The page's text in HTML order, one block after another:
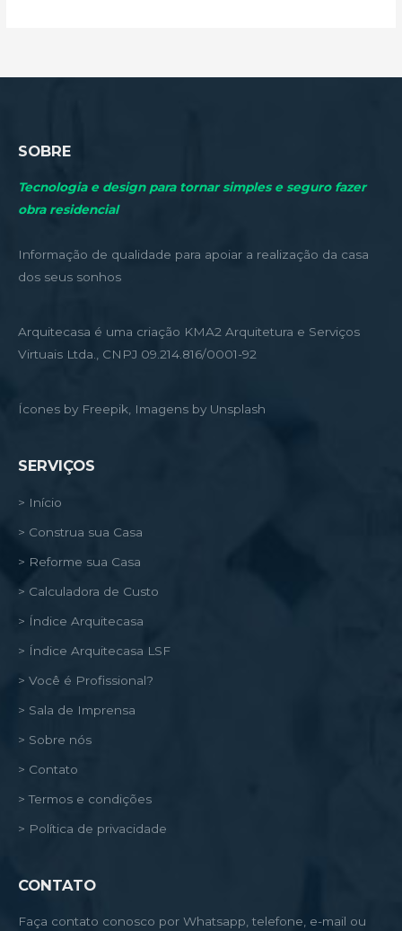
SOBRE
Tecnologia e design para tornar simples e seguro fazer
obra residencial
Informação de qualidade para apoiar a realização da casa
dos seus sonhos
Arquitecasa é uma criação KMA2 Arquitetura e Serviços
Virtuais Ltda., CNPJ 09.214.816/0001-92
Ícones by Freepik, Imagens by Unsplash
SERVIÇOS
> Início
> Construa sua Casa
> Reforme sua Casa
> Calculadora de Custo
> Índice Arquitecasa
> Índice Arquitecasa LSF
> Você é Profissional?
> Sala de Imprensa
> Sobre nós
> Contato
> Termos e condições
> Política de privacidade
CONTATO
Faça contato conosco por Whatsapp, telefone, e-mail ou